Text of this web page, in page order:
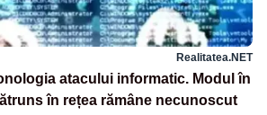
Realitatea.NET
atacului informatic. Modul în
în rețea rămâne necunoscut